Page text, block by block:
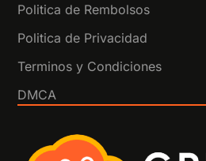
Politica de Rembolsos
Politica de Privacidad
Terminos y Condiciones
DMCA